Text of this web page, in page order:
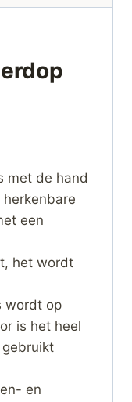
met de hand
een
het wordt
wordt op
is het heel
en